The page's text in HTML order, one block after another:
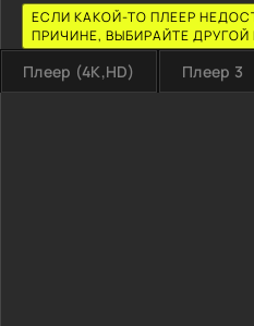
ЕСЛИ КАКОЙ-ТО ПЛЕЕР
ПРИЧИНЕ, ВЫБИРАЙТЕ
Плеер (4K,HD) Плеер 3